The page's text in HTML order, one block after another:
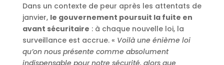
Dans un contexte de peur après les attentats de
janvier, le gouvernement poursuit la fuite en
avant sécuritaire : à chaque nouvelle loi, la
surveillance est accrue. « Voilà une énième loi
qu’on nous présente comme absolument
indispensable pour notre sécurité, alors que